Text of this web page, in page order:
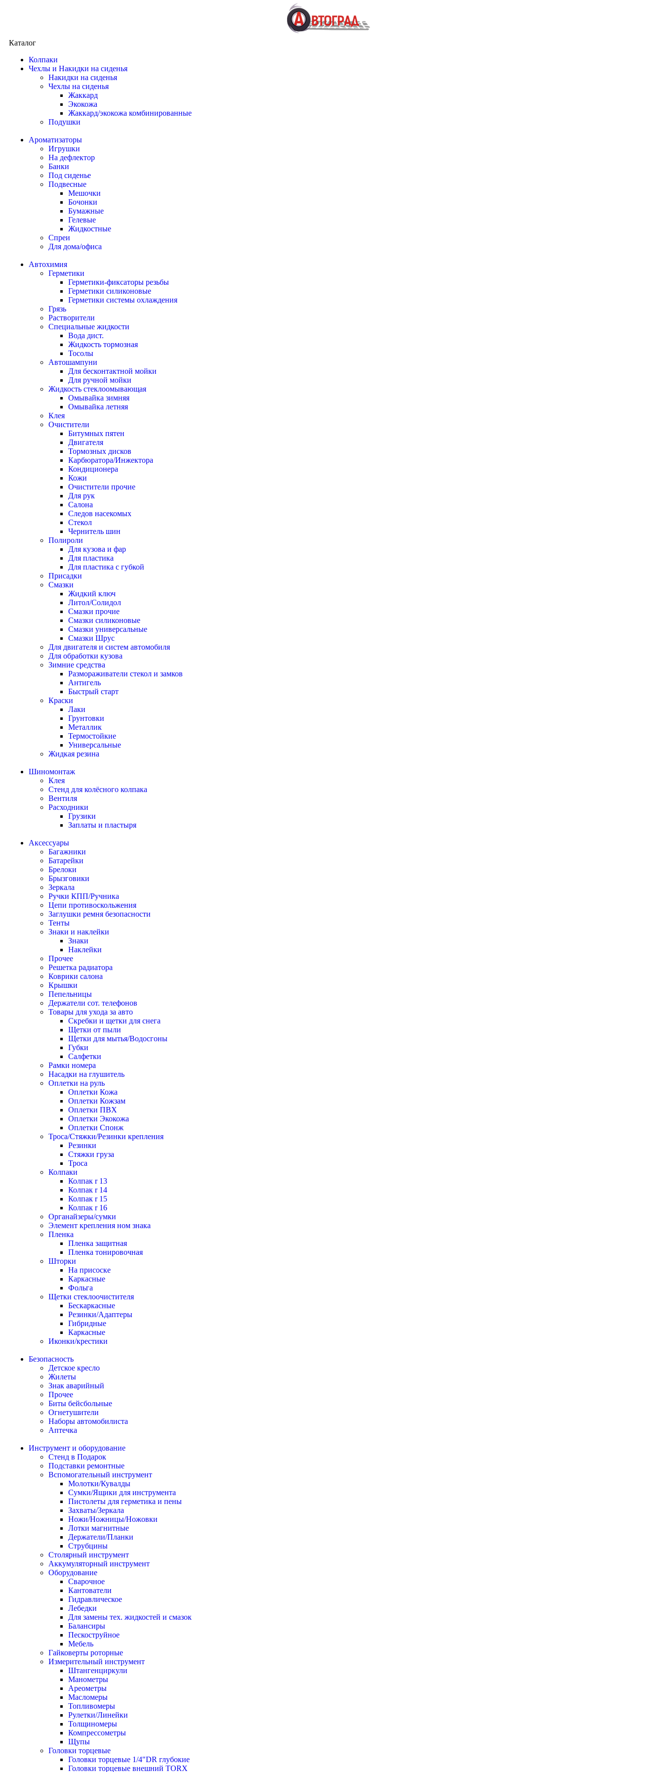
Каталог
Колпаки
Чехлы и Накидки на сиденья
Накидки на сиденья
Чехлы на сиденья
Жаккард
Экокожа
Жаккард/экокожа комбинированные
Подушки
Ароматизаторы
Игрушки
На дефлектор
Банки
Под сиденье
Подвесные
Мешочки
Бочонки
Бумажные
Гелевые
Жидкостные
Спреи
Для дома/офиса
Автохимия
Герметики
Герметики-фиксаторы резьбы
Герметики силиконовые
Герметики системы охлаждения
Грязь
Растворители
Специальные жидкости
Вода дист.
Жидкость тормозная
Тосолы
Автошампуни
Для бесконтактной мойки
Для ручной мойки
Жидкость стеклоомывающая
Омывайка зимняя
Омывайка летняя
Клея
Очистители
Битумных пятен
Двигателя
Тормозных дисков
Карбюратора/Инжектора
Кондиционера
Кожи
Очистители прочие
Для рук
Салона
Следов насекомых
Стекол
Чернитель шин
Полироли
Для кузова и фар
Для пластика
Для пластика с губкой
Присадки
Смазки
Жидкий ключ
Литол/Солидол
Смазки прочие
Смазки силиконовые
Смазки универсальные
Смазки Шрус
Для двигателя и систем автомобиля
Для обработки кузова
Зимние средства
Размораживатели стекол и замков
Антигель
Быстрый старт
Краски
Лаки
Грунтовки
Металлик
Термостойкие
Универсальные
Жидкая резина
Шиномонтаж
Клея
Стенд для колёсного колпака
Вентиля
Расходники
Грузики
Заплаты и пластыря
Аксессуары
Багажники
Батарейки
Брелоки
Брызговики
Зеркала
Ручки КПП/Ручника
Цепи противоскольжения
Заглушки ремня безопасности
Тенты
Знаки и наклейки
Знаки
Наклейки
Прочее
Решетка радиатора
Коврики салона
Крышки
Пепельницы
Держатели сот. телефонов
Товары для ухода за авто
Скребки и щетки для снега
Щетки от пыли
Щетки для мытья/Водосгоны
Губки
Салфетки
Рамки номера
Насадки на глушитель
Оплетки на руль
Оплетки Кожа
Оплетки Кожзам
Оплетки ПВХ
Оплетки Экокожа
Оплетки Спонж
Троса/Стяжки/Резинки крепления
Резинки
Стяжки груза
Троса
Колпаки
Колпак r 13
Колпак r 14
Колпак r 15
Колпак r 16
Органайзеры/сумки
Элемент крепления ном знака
Пленка
Пленка защитная
Пленка тонировочная
Шторки
На присоске
Каркасные
Фольга
Щетки стеклоочистителя
Бескаркасные
Резинки/Адаптеры
Гибридные
Каркасные
Иконки/крестики
Безопасность
Детское кресло
Жилеты
Знак аварийный
Прочее
Биты бейсбольные
Огнетушители
Наборы автомобилиста
Аптечка
Инструмент и оборудование
Стенд в Подарок
Подставки ремонтные
Вспомогательный инструмент
Молотки/Кувалды
Сумки/Ящики для инструмента
Пистолеты для герметика и пены
Захваты/Зеркала
Ножи/Ножницы/Ножовки
Лотки магнитные
Держатели/Планки
Струбцины
Столярный инструмент
Аккумуляторный инструмент
Оборудование
Сварочное
Кантователи
Гидравлическое
Лебедки
Для замены тех. жидкостей и смазок
Балансиры
Пескоструйное
Мебель
Гайковерты роторные
Измерительный инструмент
Штангенциркули
Манометры
Ареометры
Масломеры
Топливомеры
Рулетки/Линейки
Толщиномеры
Компрессометры
Щупы
Головки торцевые
Головки торцевые 1/4"DR глубокие
Головки торцевые внешний TORX